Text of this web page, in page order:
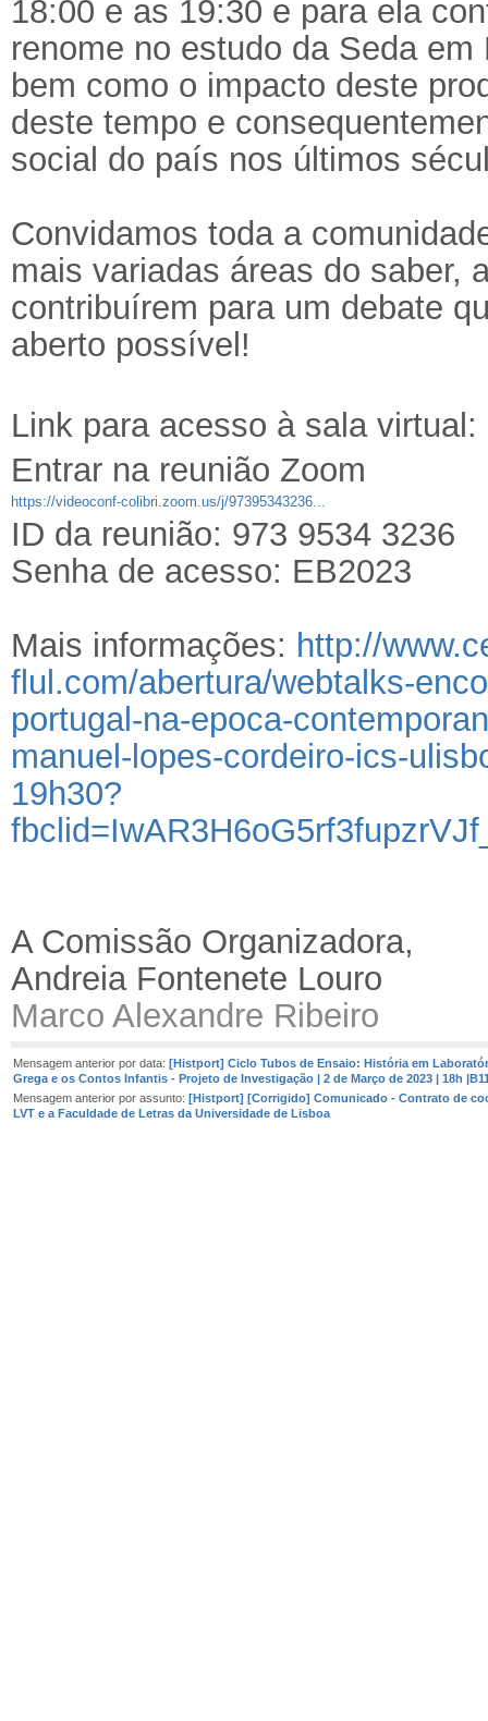
18:00 e as 19:30 e para ela
renome no estudo da Seda
bem como o impacto deste
deste tempo e
social do país nos últimos
Convidamos toda a
mais variadas áreas do saber,
contribuírem para um debate
aberto possível!
Link para acesso à sala virtual:
Entrar na reunião Zoom
https://videoconf-colibri.zoom.us/j/97395343236...
ID da reunião: 973 9534 3236
Senha de acesso: EB2023
Mais informações: http://
flul.com/abertura/webtalks-
portugal-na-epoca-
manuel-lopes-cordeiro-ics-
19h30?
A Comissão Organizadora,
Andreia Fontenete Louro
Marco Alexandre Ribeiro
Mensagem anterior por data: [Histport] Ciclo Tubos de Ensaio: História em
Grega e os Contos Infantis - Projeto de Investigação | 2 de Março de 2023 | 18h
Mensagem anterior por assunto: [Histport] [Corrigido] Comunicado - Contrato de
LVT e a Faculdade de Letras da Universidade de Lisboa